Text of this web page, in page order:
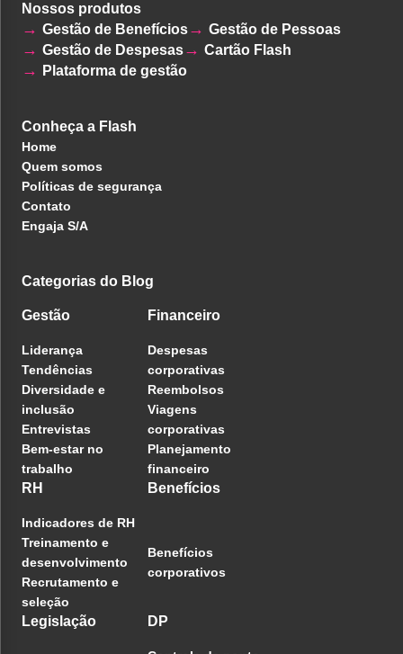
Nossos produtos
Gestão de Benefícios
Gestão de Pessoas
Gestão de Despesas
Cartão Flash
Plataforma de gestão
Conheça a Flash
Home
Quem somos
Políticas de segurança
Contato
Engaja S/A
Categorias do Blog
Gestão
Liderança
Tendências
Diversidade e
inclusão
Entrevistas
Bem-estar no
trabalho
Financeiro
Despesas
corporativas
Reembolsos
Viagens
corporativas
Planejamento
financeiro
RH
Indicadores de RH
Treinamento e
desenvolvimento
Recrutamento e
seleção
Benefícios
Benefícios
corporativos
Legislação DP